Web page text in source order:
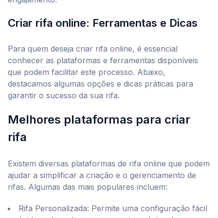
Criar rifa online: Ferramentas e Dicas
Para quem deseja criar rifa online, é essencial
conhecer as plataformas e ferramentas disponíveis
que podem facilitar este processo. Abaixo,
destacamos algumas opções e dicas práticas para
garantir o sucesso da sua rifa.
Melhores plataformas para criar
rifa
Existem diversas plataformas de rifa online que podem
ajudar a simplificar a criação e o gerenciamento de
rifas. Algumas das mais populares incluem:
Rifa Personalizada: Permite uma configuração fácil